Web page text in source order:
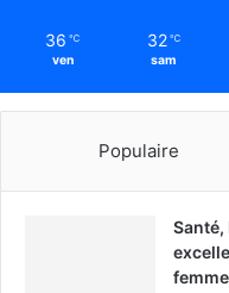
36 ℃
ven
32 ℃
sam
Populaire
Santé,